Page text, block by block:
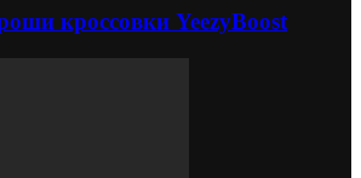
кроссовки YeezyBoost